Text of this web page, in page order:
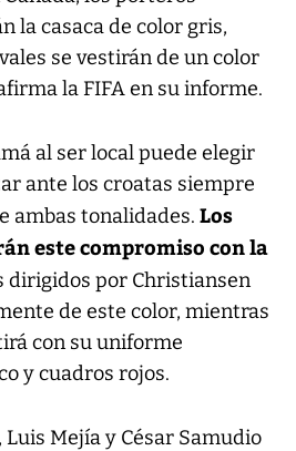
la casaca de color gris,
se vestirán de un color
la FIFA en su informe.
al ser local puede elegir
ante los croatas siempre
ambas tonalidades. Los
este compromiso con la
dirigidos por Christiansen
de este color, mientras
con su uniforme
y cuadros rojos.
Mejía y César Samudio